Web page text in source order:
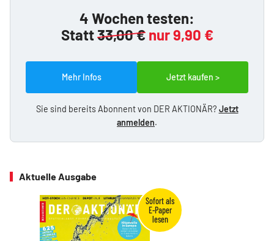
4 Wochen testen:
Statt33,00 € nur 9,90 €
Mehr Infos Jetzt kaufen >
Sie sind bereits Abonnent von DER AKTIONÄR? Jetzt
anmelden.
Aktuelle Ausgabe